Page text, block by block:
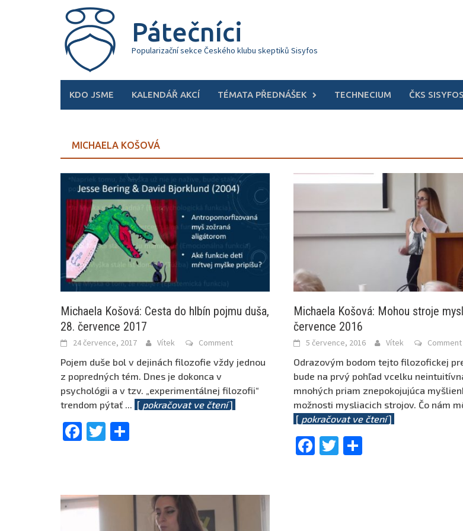
Pátečníci
Popularizační sekce Českého klubu skeptiků Sisyfos
KDO JSME KALENDÁŘ AKCÍ TÉMATA PŘEDNÁŠEK TECHNECIUM ČKS SISYFOS
MICHAELA KOŠOVÁ
Michaela Košová: Cesta do hlbín pojmu duša,
28. července 2017
24 července, 2017 Vítek Comment
Pojem duše bol v dejinách filozofie vždy jednou
z popredných tém. Dnes je dokonca v
psychológii a v tzv. „experimentálnej filozofii“
trendom pýtať ... [ pokračovat ve čtení]
Facebook
Twitter
Michaela Košová: Mohou stroje
července 2016
5 července, 2016 Vítek Comment
Odrazovým bodom tejto filozofickej
bude na prvý pohľad vcelku
mnohých priam znepokojujúca
možnosti mysliacich strojov. Čo nám
[ pokračovat ve čtení]
Facebook
Twitter